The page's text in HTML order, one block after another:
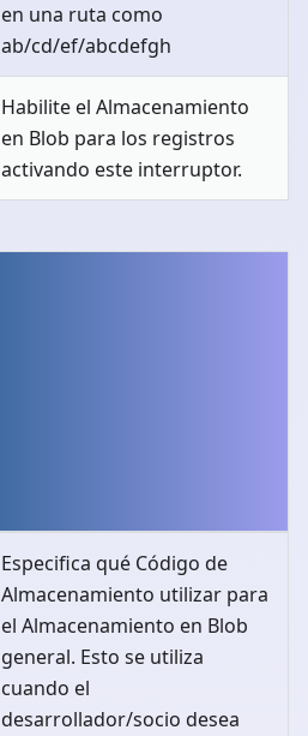
en una ruta como
ab/cd/ef/abcdefgh
Habilite el Almacenamiento
en Blob para los registros
activando este interruptor.
Especifica qué Código de
Almacenamiento utilizar para
el Almacenamiento en Blob
general. Esto se utiliza
cuando el
desarrollador/socio desea